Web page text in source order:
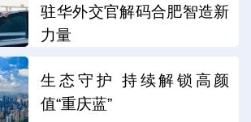
驻华外交官解码合肥智造新
力量
生态守护 持续解锁高颜
值“重庆蓝”